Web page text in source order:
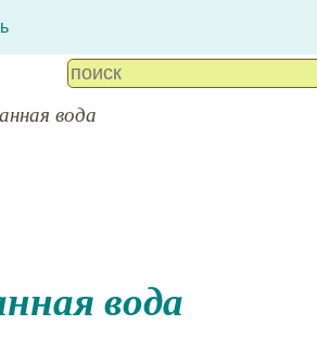
вода
вода